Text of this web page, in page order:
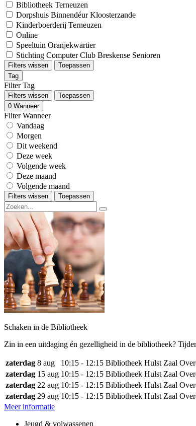
Bibliotheek Terneuzen
Dorpshuis Binnendéur Kloosterzande
Kinderboerderij Terneuzen
Online
Speeltuin Oranjekwartier
Stichting Computer Club Breskense Senioren
Filters wissen
Toepassen
Tag
Filter Tag
Filters wissen
Toepassen
0 Wanneer
Filter Wanneer
Vandaag
Morgen
Dit weekend
Deze week
Volgende week
Deze maand
Volgende maand
Filters wissen Toepassen
Schaken in de Bibliotheek
Zin in een uitdaging én gezelligheid in de bibliotheek?
zaterdag 8 aug 10:15 - 12:15 Bibliotheek Hulst Zaal
zaterdag 15 aug 10:15 - 12:15 Bibliotheek Hulst Zaal
zaterdag 22 aug 10:15 - 12:15 Bibliotheek Hulst Zaal
zaterdag 29 aug 10:15 - 12:15 Bibliotheek Hulst Zaal
Meer informatie
Jeugd & volwassenen